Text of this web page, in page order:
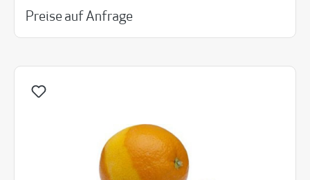
Preise auf Anfrage